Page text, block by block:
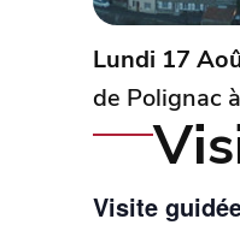
Lundi 17
de Polignac
Visite